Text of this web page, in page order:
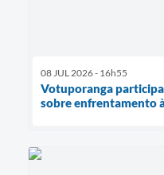
08 JUL 2026 - 16h55
Votuporanga
sobre enfrentamento